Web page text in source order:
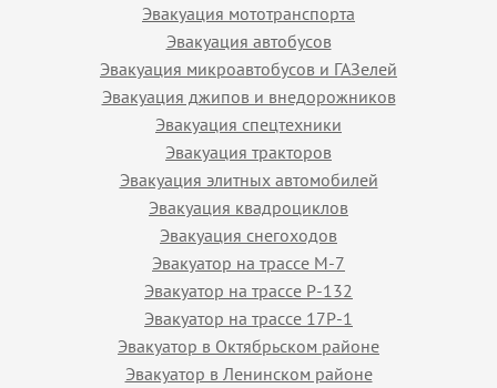
Эвакуация мототранспорта
Эвакуация автобусов
Эвакуация микроавтобусов и ГАЗелей
Эвакуация джипов и внедорожников
Эвакуация спецтехники
Эвакуация тракторов
Эвакуация элитных автомобилей
Эвакуация квадроциклов
Эвакуация снегоходов
Эвакуатор на трассе М-7
Эвакуатор на трассе Р-132
Эвакуатор на трассе 17Р-1
Эвакуатор в Октябрьском районе
Эвакуатор в Ленинском районе